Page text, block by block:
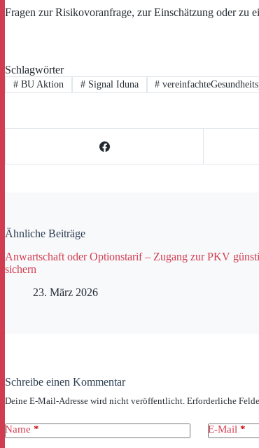
Fragen zur Risikovoranfrage, zur Einschätzung oder zu
Schlagwörter
#BU Aktion #Signal Iduna #
Ähnliche Beiträge
Anwartschaft oder Optionstarif – Zugang zur PKV
sichern
23. März 2026
Schreibe einen Kommentar
Deine E-Mail-Adresse wird nicht veröffentlicht. Erforderliche
Name * E-Mail *